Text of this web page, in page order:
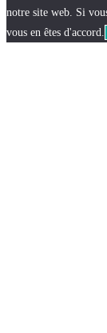
notre site web. Si
vous en êtes d'accord.